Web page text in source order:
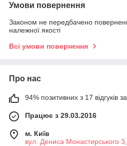
Умови повернення
Законом не передбачено
належної якості
Всі умови повернення
Про нас
94% позитивних з 17 відгуків за
Працює з 29.03.2016
м. Київ
вул. Дениса Монастирського 3,